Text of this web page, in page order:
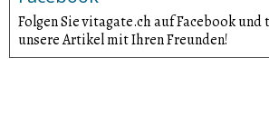
Folgen Sie vitagate.ch auf Facebook und
unsere Artikel mit Ihren Freunden!